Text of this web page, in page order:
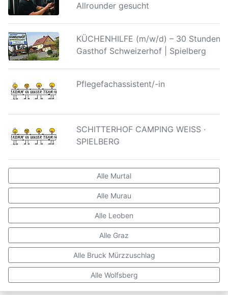
Allrounder gesucht
KÜCHENHILFE (m/w/d) – 30 Stunden |
Gasthof Schweizerhof | Spielberg
Pflegefachassistent/-in
SCHITTERHOF CAMPING WEISS ·
SPIELBERG
Alle Murtal
Alle Murau
Alle Leoben
Alle Graz
Alle Bruck Mürzzuschlag
Alle Wolfsberg